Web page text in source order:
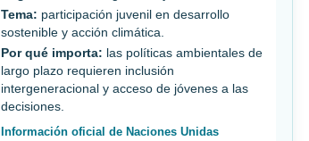
Tema: participación juvenil en desarrollo
sostenible y acción climática.
Por qué importa: las políticas ambientales de
largo plazo requieren inclusión
intergeneracional y acceso de jóvenes a las
decisiones.
Información oficial de Naciones Unidas